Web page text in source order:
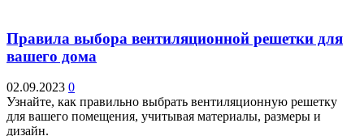
Правила выбора вентиляционной решетки для
вашего дома
02.09.2023 0
Узнайте, как правильно выбрать вентиляционную решетку
для вашего помещения, учитывая материалы, размеры и
дизайн.